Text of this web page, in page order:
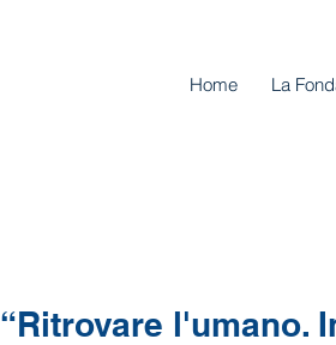
Home La
“Ritrovare l'umano.